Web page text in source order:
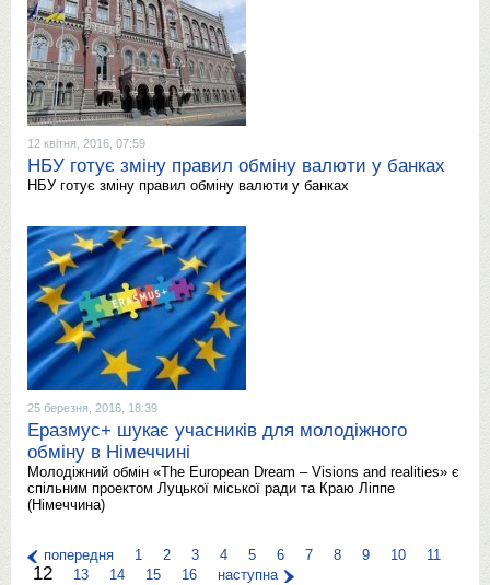
12 квітня, 2016, 07:59
НБУ готує зміну правил обміну валюти у банках
НБУ готує зміну правил обміну валюти у банках
25 березня, 2016, 18:39
Еразмус+ шукає учасників для молодіжного
обміну в Німеччині
Молодіжний обмін «The European Dream – Visions and realities» є
спільним проектом Луцької міської ради та Краю Ліппе
(Німеччина)
попередня 1 2 3 4 5 6 7 8 9 10 11
12 13 14 15 16 наступна